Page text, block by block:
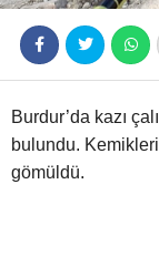
Burdur’da kazı
bulundu.
gömüldü.